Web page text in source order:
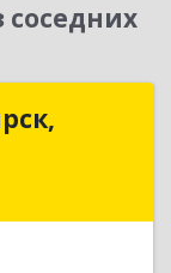
офис